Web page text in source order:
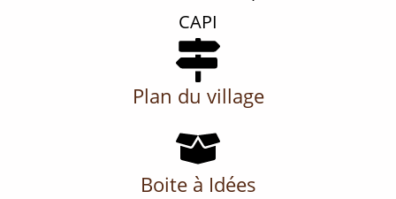
CAPI
Plan du village
Boite à Idées